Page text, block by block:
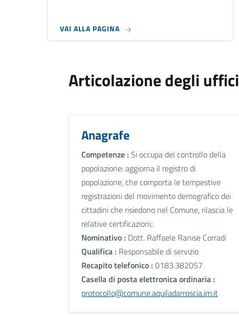
VAI ALLA PAGINA
Articolazione degli uffici
Anagrafe
Competenze : Si occupa del controllo della
popolazione: aggiorna il registro di
popolazione, che comporta le tempestive
registrazioni del movimento demografico dei
cittadini che risiedono nel Comune, rilascia le
relative certificazioni;
Nominativo : Dott. Raffaele Ranise Corradi
Qualifica : Responsabile di servizio
Recapito telefonico : 0183.382057
Casella di posta elettronica ordinaria :
protocollo@comune.aquiladarroscia.im.it